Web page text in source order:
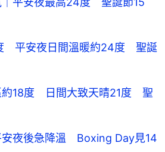
平安夜日間溫暖約24度 聖誕
約18度 日間大致天晴21度 聖
安夜後急降溫 Boxing Day見14